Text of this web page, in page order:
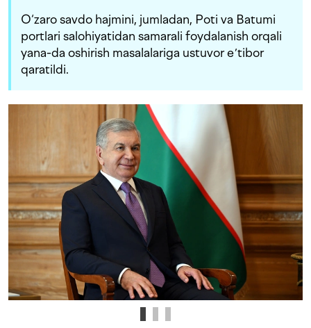
O‘zaro savdo hajmini, jumladan, Poti va Batumi
portlari salohiyatidan samarali foydalanish orqali
yana-da oshirish masalalariga ustuvor eʼtibor
qaratildi.